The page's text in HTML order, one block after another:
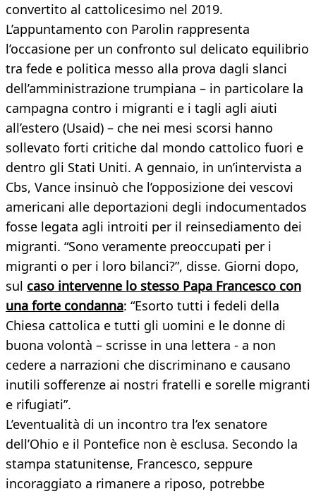
convertito al cattolicesimo nel 2019.
L’appuntamento con Parolin rappresenta
l’occasione per un confronto sul delicato equilibrio
tra fede e politica messo alla prova dagli slanci
dell’amministrazione trumpiana – in particolare la
campagna contro i migranti e i tagli agli aiuti
all’estero (Usaid) – che nei mesi scorsi hanno
sollevato forti critiche dal mondo cattolico fuori e
dentro gli Stati Uniti. A gennaio, in un’intervista a
Cbs, Vance insinuò che l’opposizione dei vescovi
americani alle deportazioni degli indocumentados
fosse legata agli introiti per il reinsediamento dei
migranti. “Sono veramente preoccupati per i
migranti o per i loro bilanci?”, disse. Giorni dopo,
sul caso intervenne lo stesso Papa Francesco con
una forte condanna: “Esorto tutti i fedeli della
Chiesa cattolica e tutti gli uomini e le donne di
buona volontà – scrisse in una lettera - a non
cedere a narrazioni che discriminano e causano
inutili sofferenze ai nostri fratelli e sorelle migranti
e rifugiati”.
L’eventualità di un incontro tra l’ex senatore
dell’Ohio e il Pontefice non è esclusa. Secondo la
stampa statunitense, Francesco, seppure
incoraggiato a rimanere a riposo, potrebbe